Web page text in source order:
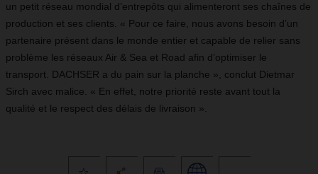
un petit réseau mondial d’entrepôts qui alimenteront ses chaînes de
production et ses clients. « Pour ce faire, nous avons besoin d’un
partenaire présent dans le monde entier et capable de relier sans
problème les réseaux Air & Sea et Road afin d’optimiser le
transport. DACHSER a du pain sur la planche », conclut Dietmar
Sirch avec malice. « En effet, notre priorité reste avant tout la
qualité et le respect des délais de livraison ».